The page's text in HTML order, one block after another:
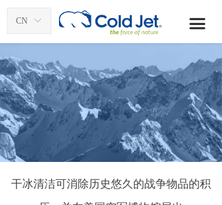
끀
首页
干冰清洗应用
干冰生产
产品
配件和服务
ꀅ
CN
干冰清洁可消除历史悠久的战争物品的积